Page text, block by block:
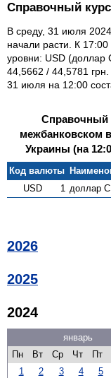
Справочный
В среду, 31 июля
начали расти. К
уровни: USD
44,5662 / 44,5781
31 июля на 12:00
Справочный
межбанковском
Украины (на
Код валюты
USD
1 доллар
2026
2025
2024
январь
Пн
Вт Ср Чт Пт
1
2 3 4 5